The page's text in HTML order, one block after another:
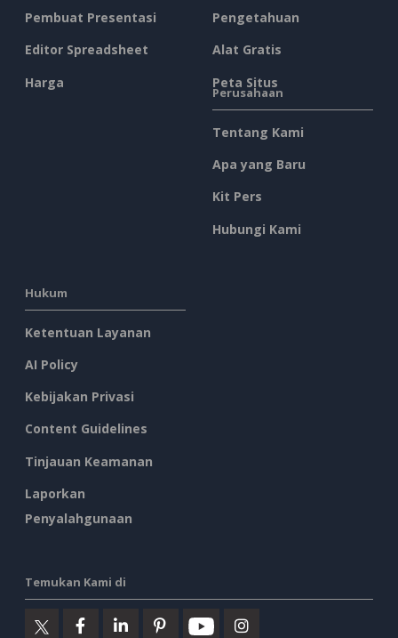
Pembuat Presentasi
Editor Spreadsheet
Harga
Pengetahuan
Alat Gratis
Peta Situs
Perusahaan
Tentang Kami
Apa yang Baru
Kit Pers
Hubungi Kami
Hukum
Ketentuan Layanan
AI Policy
Kebijakan Privasi
Content Guidelines
Tinjauan Keamanan
Laporkan
Penyalahgunaan
Temukan Kami di